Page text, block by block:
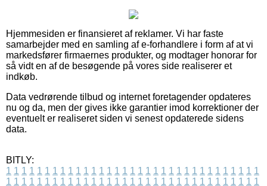
Hjemmesiden er finansieret af reklamer. Vi har faste
samarbejder med en samling af e-forhandlere i form af at vi
markedsfører firmaernes produkter, og modtager honorar for
så vidt en af de besøgende på vores side realiserer et
indkøb.
Data vedrørende tilbud og internet foretagender opdateres
nu og da, men der gives ikke garantier imod korrektioner der
eventuelt er realiseret siden vi senest opdaterede sidens
data.
BITLY:
1 1 1 1 1 1 1 1 1 1 1 1 1 1 1 1 1 1 1 1 1 1 1 1 1 1 1 1 1 1 1 1 1
1 1 1 1 1 1 1 1 1 1 1 1 1 1 1 1 1 1 1 1 1 1 1 1 1 1 1 1 1 1 1 1 1